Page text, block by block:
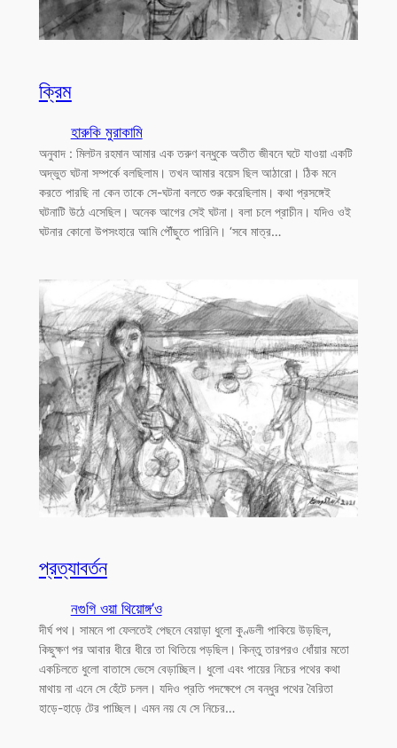
ক্রিম
হারুকি মুরাকামি
অনুবাদ : মিলটন রহমান আমার এক তরুণ বন্ধুকে অতীত জীবনে ঘটে যাওয়া একটি
অদ্ভুত ঘটনা সম্পর্কে বলছিলাম। তখন আমার বয়েস ছিল আঠারো। ঠিক মনে
করতে পারছি না কেন তাকে সে-ঘটনা বলতে শুরু করেছিলাম। কথা প্রসঙ্গেই
ঘটনাটি উঠে এসেছিল। অনেক আগের সেই ঘটনা। বলা চলে প্রাচীন। যদিও ওই
ঘটনার কোনো উপসংহারে আমি পৌঁছুতে পারিনি। ‘সবে মাত্র…
প্রত্যাবর্তন
নগুগি ওয়া থিয়োঙ্গ’ও
দীর্ঘ পথ। সামনে পা ফেলতেই পেছনে বেয়াড়া ধুলো কুণ্ডলী পাকিয়ে উড়ছিল,
কিছুক্ষণ পর আবার ধীরে ধীরে তা থিতিয়ে পড়ছিল। কিন্তু তারপরও ধোঁয়ার মতো
একচিলতে ধুলো বাতাসে ভেসে বেড়াচ্ছিল। ধুলো এবং পায়ের নিচের পথের কথা
মাথায় না এনে সে হেঁটে চলল। যদিও প্রতি পদক্ষেপে সে বন্ধুর পথের বৈরিতা
হাড়ে-হাড়ে টের পাচ্ছিল। এমন নয় যে সে নিচের…